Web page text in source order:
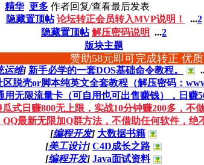
精华 更多 作者回复/查看最后发表
隐藏置顶帖 论坛转正会员转入MVP说明！ ...2
隐藏置顶帖 解压密码说明 ...2
版块主题
赞助58元即可完成转正 优
运维] 新手必学的一套DOS基础命令教程。
区脱壳or脚本纯英文全套教程（解压密码：
用无限流量卡（可自用也可出售赚钱），日赚
式日赚800无上限，实战10分钟赚200多，不
最新无限加Q群方法，不借助任何软件，绝
[编程开发] 大数据书籍
[美工设计] C4D成长之路
[编程开发] Java面试资料